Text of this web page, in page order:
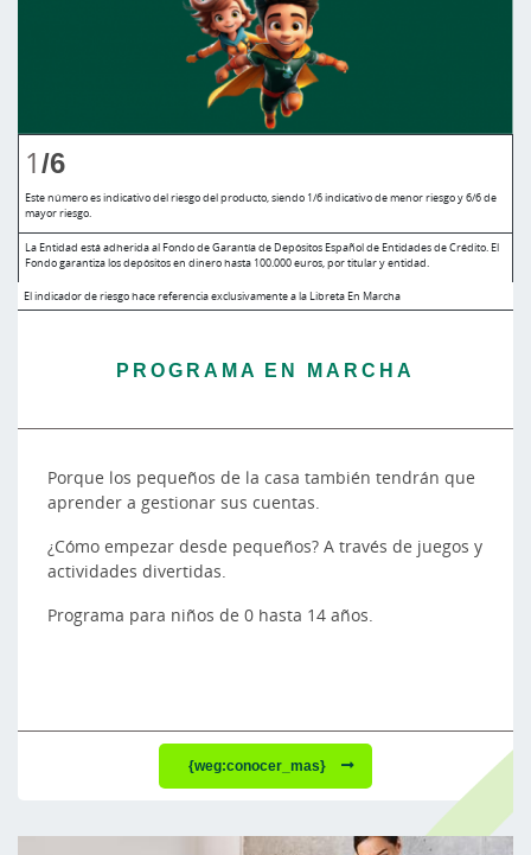
1/6
Este número es indicativo del riesgo del producto, siendo 1/6 indicativo de menor riesgo y 6/6 de
mayor riesgo.
La Entidad está adherida al Fondo de Garantía de Depósitos Español de Entidades de Crédito. El
Fondo garantiza los depósitos en dinero hasta 100.000 euros, por titular y entidad.
El indicador de riesgo hace referencia exclusivamente a la Libreta En Marcha
PROGRAMA EN MARCHA
Porque los pequeños de la casa también tendrán que
aprender a gestionar sus cuentas.
¿Cómo empezar desde pequeños? A través de juegos y
actividades divertidas.
Programa para niños de 0 hasta 14 años.
{weg:conocer_mas}